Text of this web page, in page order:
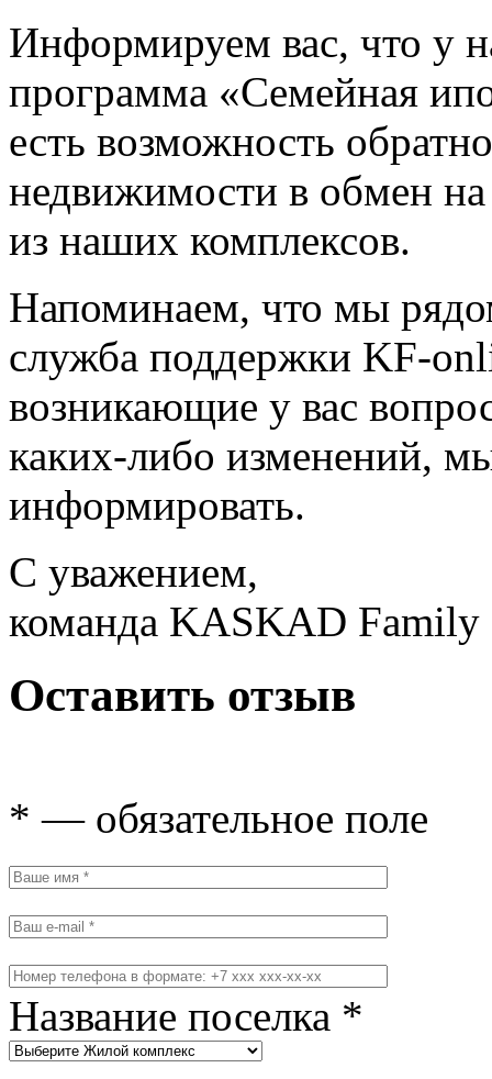
Информируем вас, что у
программа «Семейная
есть возможность
недвижимости в обмен
из наших комплексов.
Напоминаем, что мы
служба поддержки KF-
возникающие у вас
каких-либо изменений,
информировать.
С уважением,
команда KASKAD Family
Оставить отзыв
* — обязательное поле
Название поселка *